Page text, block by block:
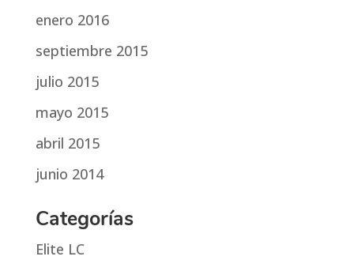
enero 2016
septiembre 2015
julio 2015
mayo 2015
abril 2015
junio 2014
Categorías
Elite LC